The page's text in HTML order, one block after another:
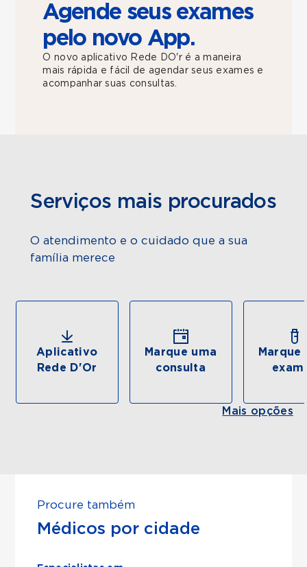
Agende seus exames
pelo novo App.
O novo aplicativo Rede DO'r é a maneira
mais rápida e fácil de agendar seus exames e
acompanhar suas consultas.
Serviços mais procurados
O atendimento e o cuidado que a sua
família merece
Aplicativo
Rede D'Or
Marque uma
consulta
Marque
Mais opções
Procure também
Médicos por cidade